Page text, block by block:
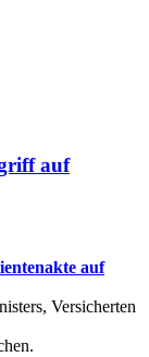
auf
auf
Versicherten